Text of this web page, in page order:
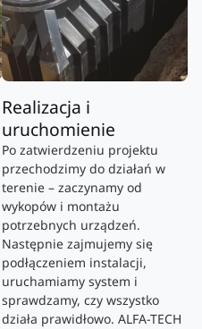
Realizacja i
uruchomienie
Po zatwierdzeniu projektu
przechodzimy do działań w
terenie – zaczynamy od
wykopów i montażu
potrzebnych urządzeń.
Następnie zajmujemy się
podłączeniem instalacji,
uruchamiamy system i
sprawdzamy, czy wszystko
działa prawidłowo. ALFA-TECH